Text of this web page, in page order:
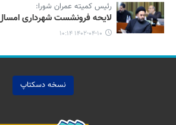
رئیس کمیته عمران شورا:
لایحه فرونشست شهرداری
۱۴۰۲-۰۴-۱۰ ۱۰:۱۴
نسخه دسکتاپ